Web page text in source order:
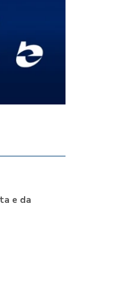
e da